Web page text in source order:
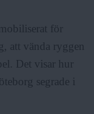
för
att vända ryggen
Det visar hur
segrade i